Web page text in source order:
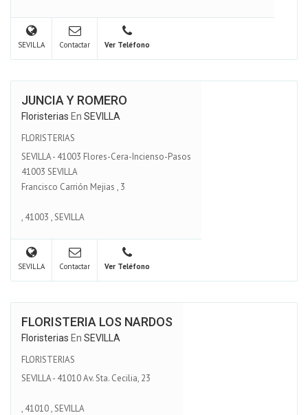
SEVILLA Contactar Ver Teléfono
JUNCIA Y ROMERO
Floristerias En SEVILLA
FLORISTERIAS
SEVILLA - 41003 Flores-Cera-Incienso-Pasos
41003 SEVILLA
Francisco Carrión Mejias , 3
, 41003 ,SEVILLA
SEVILLA Contactar Ver Teléfono
FLORISTERIA LOS NARDOS
Floristerias En SEVILLA
FLORISTERIAS
SEVILLA - 41010 Av. Sta. Cecilia, 23
, 41010,SEVILLA